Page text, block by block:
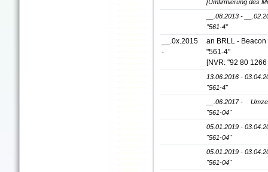
[Umfirmierung des
__.08.2013 -
"561-4"
__.0x.2015
-
an BRLL -
"561-4"
[NVR: "92 80
13.06.2016 -
"561-4"
__.06.2017 -
"561-04"
05.01.2019 -
"561-04"
05.01.2019 -
"561-04"